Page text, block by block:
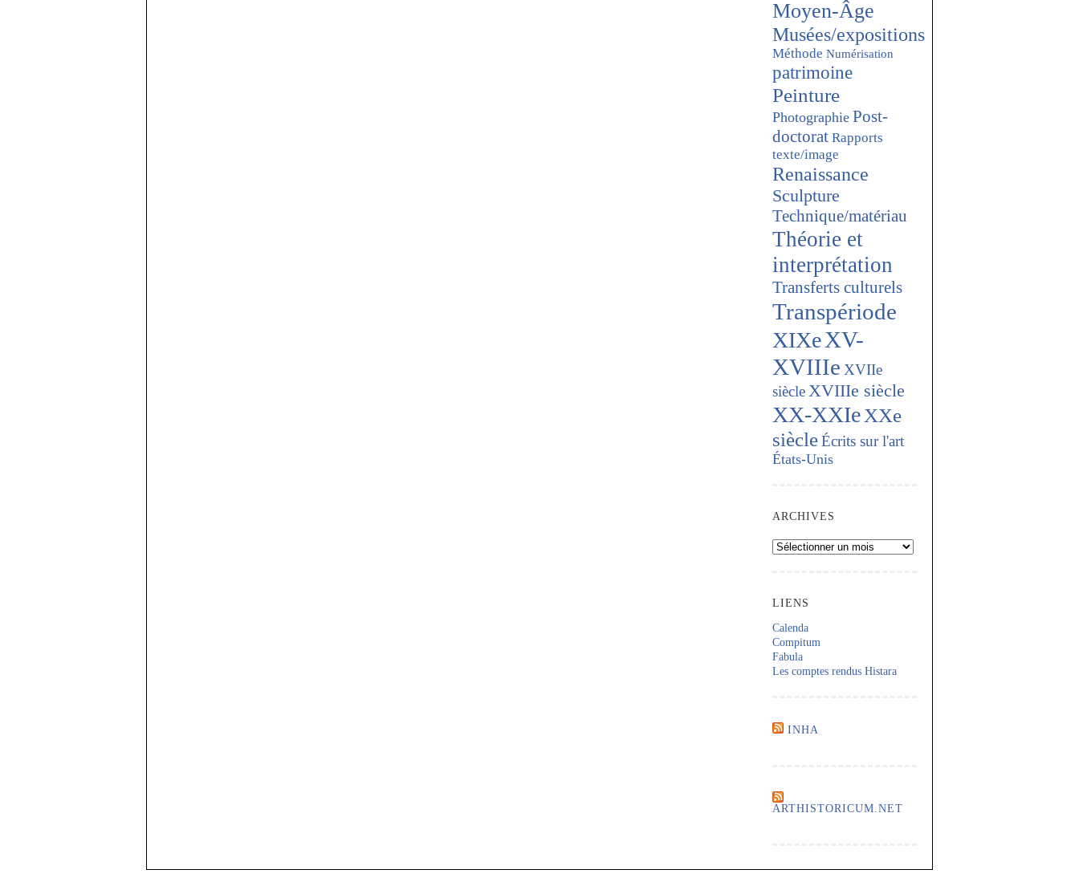
Moyen-Âge
Musées/expositions
Méthode Numérisation
patrimoine
Peinture
Photographie Post-
doctorat Rapports
texte/image
Renaissance
Sculpture
Technique/matériau
Théorie et
interprétation
Transferts culturels
Transpériode
XIXeXV-
XVIIIe XVIIe
siècleXVIIIe siècle
XX-XXIeXXe
siècleÉcrits sur l'art
États-Unis
ARCHIVES
Archives
LIENS
Calenda
Compitum
Fabula
Les comptes rendus Histara
INHA
ARTHISTORICUM.NET